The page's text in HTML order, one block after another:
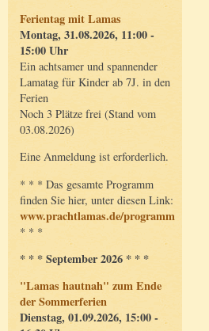
Ferientag mit Lamas
Montag, 31.08.2026, 11:00 -
15:00 Uhr
Ein achtsamer und spannender
Lamatag für Kinder ab 7J. in den
Ferien
Noch 3 Plätze frei (Stand vom
03.08.2026)
Eine Anmeldung ist erforderlich.
* * * Das gesamte Programm
finden Sie hier, unter diesen Link:
www.prachtlamas.de/programm
* * *
* * * September 2026 * * *
"Lamas hautnah" zum Ende
der Sommerferien
Dienstag, 01.09.2026, 15:00 -